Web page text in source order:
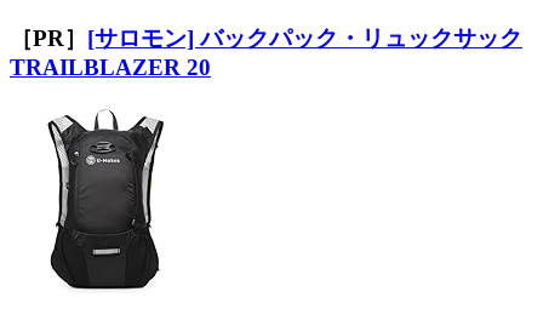
［PR］ [サロモン] バックパック・リュックサック
TRAILBLAZER 20